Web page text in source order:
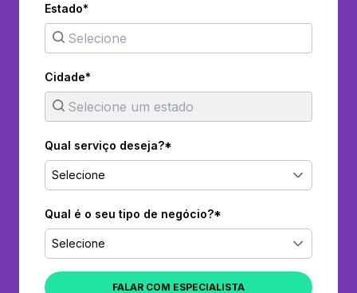
Estado*
Cidade*
Qual serviço deseja?*
Selecione
Qual é o seu tipo de negócio?*
Selecione
FALAR COM ESPECIALISTA